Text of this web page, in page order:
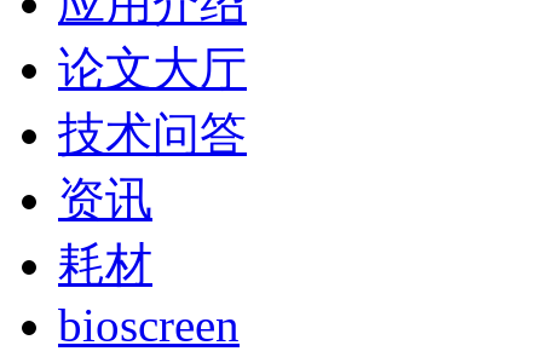
论文大厅
技术问答
资讯
耗材
bioscreen